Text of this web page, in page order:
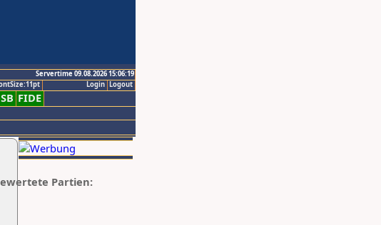
Servertime 09.08.2026 15:06:19
Logout
Login
FIDE
Partien: